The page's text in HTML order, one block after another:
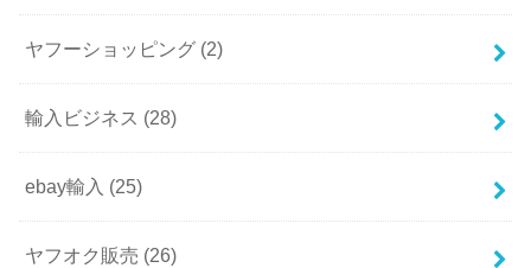
ヤフーショッピング (2)
輸入ビジネス (28)
ebay輸入 (25)
ヤフオク販売 (26)